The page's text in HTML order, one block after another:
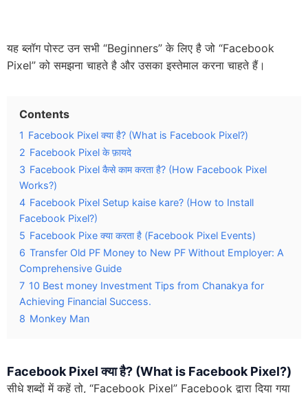
यह ब्लॉग पोस्ट उन सभी “Beginners” के लिए है जो “Facebook
Pixel” को समझना चाहते है और उसका इस्तेमाल करना चाहते हैं।
Contents
1 Facebook Pixel क्या है? (What is Facebook Pixel?)
2 Facebook Pixel के फ़ायदे
3 Facebook Pixel कैसे काम करता है? (How Facebook Pixel
Works?)
4 Facebook Pixel Setup kaise kare? (How to Install
Facebook Pixel?)
5 Facebook Pixe क्या करता है (Facebook Pixel Events)
6 Transfer Old PF Money to New PF Without Employer: A
Comprehensive Guide
7 10 Best money Investment Tips from Chanakya for
Achieving Financial Success.
8 Monkey Man
Facebook Pixel क्या है? (What is Facebook Pixel?)
सीधे शब्दों में कहें तो, “Facebook Pixel” Facebook द्वारा दिया गया